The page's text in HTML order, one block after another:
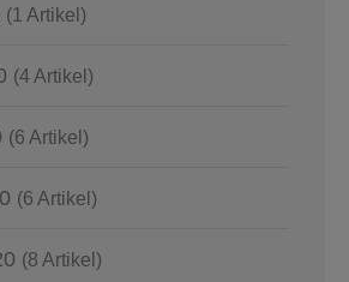
(1 Artikel)
(4 Artikel)
(6 Artikel)
(6 Artikel)
(8 Artikel)